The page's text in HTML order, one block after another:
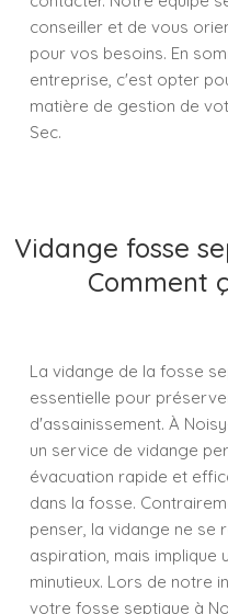
conseiller et de vous
pour vos besoins. En
entreprise, c'est opter
matière de gestion de
Sec.
Vidange fosse
Comment
La vidange de la fosse
essentielle pour
d'assainissement. À
un service de vidange
évacuation rapide et
dans la fosse.
penser, la vidange ne se
aspiration, mais implique
minutieux. Lors de notre
votre fosse septique à